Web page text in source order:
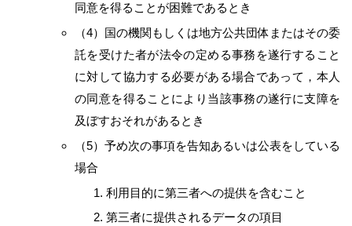
同意を得ることが困難であるとき
（4）国の機関もしくは地方公共団体またはその委
託を受けた者が法令の定める事務を遂行すること
に対して協力する必要がある場合であって，本人
の同意を得ることにより当該事務の遂行に支障を
及ぼすおそれがあるとき
（5）予め次の事項を告知あるいは公表をしている
場合
利用目的に第三者への提供を含むこと
第三者に提供されるデータの項目